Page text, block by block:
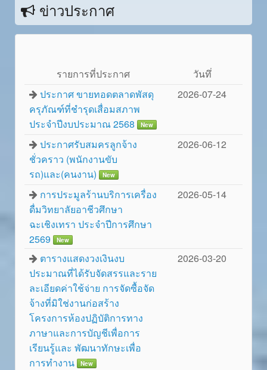
ข่าวประกาศ
รายการที่ประกาศ
วันทึ่
ประกาศ ขายทอดตลาดพัสดุ
ครุภัณฑ์ที่ชำรุดเสื่อมสภาพ
ประจำปีงบประมาณ 2568
New
2026-07-24
ประกาศรับสมครลูกจ้าง
ชั่วคราว (พนักงานขับ
รถ)และ(คนงาน)
New
2026-06-12
การประมูลร้านบริการเครื่อง
ดื่มวิทยาลัยอาชีวศึกษา
ฉะเชิงเทรา ประจำปีการศึกษา
2569
New
2026-05-14
ตารางแสดงวงเงินงบ
ประมาณที่ได้รับจัดสรรและราย
ละเอียดค่าใช้จ่าย การจัดซื้อจัด
จ้างที่มิใช่งานก่อสร้าง
โครงการห้องปฏิบัติการทาง
ภาษาและการบัญชีเพื่อการ
เรียนรู้และ พัฒนาทักษะเพื่อ
การทำงาน
New
2026-03-20